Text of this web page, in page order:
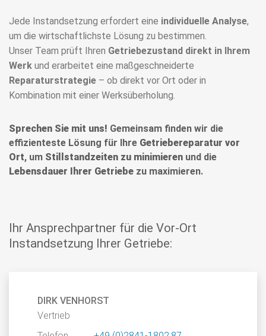
Jede Instandsetzung erfordert eine individuelle Analyse,
um die wirtschaftlichste Lösung zu bestimmen.
Unser Team prüft Ihren Getriebezustand direkt in Ihrem
Werk und erarbeitet eine maßgeschneiderte
Reparaturstrategie – ob direkt vor Ort oder in
Kombination mit einer Werksüberholung.
Sprechen Sie mit uns! Gemeinsam finden wir die
effizienteste Lösung für Ihre Getriebereparatur vor
Ort, um Stillstandzeiten zu minimieren und die
Lebensdauer Ihrer Getriebe zu maximieren.
Ihr Ansprechpartner für die Vor-Ort
Instandsetzung Ihrer Getriebe:
DIRK VENHORST
Vertrieb